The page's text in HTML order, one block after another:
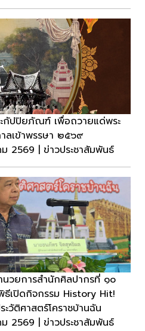
กัปปิยภัณฑ์ เพื่อถวายแด่พระ
ลเข้าพรรษา ๒๕๖๙
2569 | ข่าวประชาสัมพันธ์
วยการสำนักศิลปากรที่ ๑๐
ธีเปิดกิจกรรม History Hit!
ะวัติศาสตร์โคราชบ้านฉัน
2569 | ข่าวประชาสัมพันธ์